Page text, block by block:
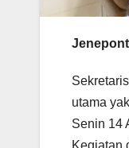
utama
Senin 14
Kegiatan